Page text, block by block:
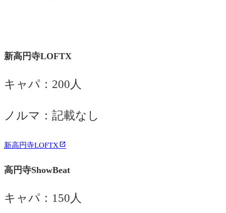
新高円寺LOFTX
キャパ：200人
ノルマ：記載なし
新高円寺LOFTX
高円寺ShowBeat
キャパ：150人